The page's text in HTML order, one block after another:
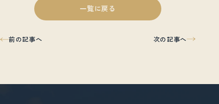
前の記事へ
一覧に戻る
次の記事へ